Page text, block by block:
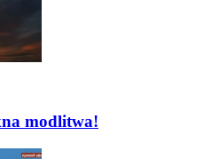
modlitwa!